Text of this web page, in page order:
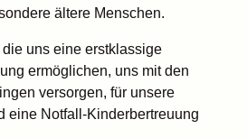
ältere Menschen.
uns eine erstklassige
ermöglichen, uns mit den
versorgen, für unsere
eine Notfall-Kinderbertreuung